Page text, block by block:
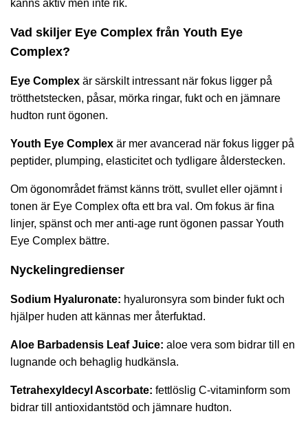
känns aktiv men inte rik.
Vad skiljer Eye Complex från Youth Eye
Complex?
Eye Complex är särskilt intressant när fokus ligger på
trötthetstecken, påsar, mörka ringar, fukt och en jämnare
hudton runt ögonen.
Youth Eye Complex är mer avancerad när fokus ligger på
peptider, plumping, elasticitet och tydligare ålderstecken.
Om ögonområdet främst känns trött, svullet eller ojämnt i
tonen är Eye Complex ofta ett bra val. Om fokus är fina
linjer, spänst och mer anti-age runt ögonen passar Youth
Eye Complex bättre.
Nyckelingredienser
Sodium Hyaluronate: hyaluronsyra som binder fukt och
hjälper huden att kännas mer återfuktad.
Aloe Barbadensis Leaf Juice: aloe vera som bidrar till en
lugnande och behaglig hudkänsla.
Tetrahexyldecyl Ascorbate: fettlöslig C-vitaminform som
bidrar till antioxidantstöd och jämnare hudton.